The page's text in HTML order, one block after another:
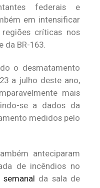
federais e
em intensificar
críticas nos
da BR-163.
o desmatamento
a julho deste ano,
mais
se a dados da
medidos pelo
anteciparam
de incêndios no
da sala de